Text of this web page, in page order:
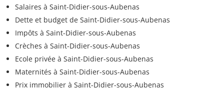
Salaires à Saint-Didier-sous-Aubenas
Dette et budget de Saint-Didier-sous-Aubenas
Impôts à Saint-Didier-sous-Aubenas
Crèches à Saint-Didier-sous-Aubenas
Ecole privée à Saint-Didier-sous-Aubenas
Maternités à Saint-Didier-sous-Aubenas
Prix immobilier à Saint-Didier-sous-Aubenas